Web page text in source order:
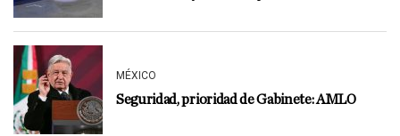
MÉXICO
Seguridad, prioridad de Gabinete: AMLO